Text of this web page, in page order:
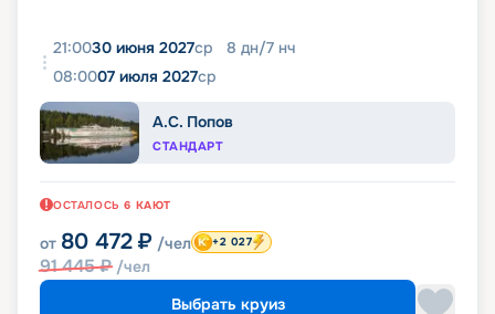
21:0030 июня 2027ср 8 дн/7 нч
08:0007 июля 2027ср
А.С. Попов
СТАНДАРТ
ОСТАЛОСЬ 6 КАЮТ
от 80 472 ₽ /чел
91 445₽ /чел
+2 027
Выбрать круиз